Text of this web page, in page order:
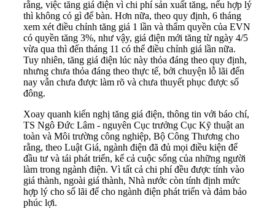
rằng, việc tăng giá điện vì chi phí sản xuất tăng, nếu hợp lý
thì không có gì để bàn. Hơn nữa, theo quy định, 6 tháng
xem xét điều chỉnh tăng giá 1 lần và thẩm quyền của EVN
có quyền tăng 3%, như vậy, giá điện mới tăng từ ngày 4/5
vừa qua thì đến tháng 11 có thể điều chỉnh giá lần nữa.
Tuy nhiên, tăng giá điện lúc này thỏa đáng theo quy định,
nhưng chưa thỏa đáng theo thực tế, bởi chuyện lỗ lãi đến
nay vẫn chưa được làm rõ và chưa thuyết phục được số
đông.
Xoay quanh kiến nghị tăng giá điện, thông tin với báo chí,
TS Ngô Đức Lâm - nguyên Cục trưởng Cục Kỹ thuật an
toàn và Môi trường công nghiệp, Bộ Công Thương cho
rằng, theo Luật Giá, ngành điện đã đủ mọi điều kiện để
đầu tư và tái phát triển, kể cả cuộc sống của những người
làm trong ngành điện. Vì tất cả chi phí đều được tính vào
giá thành, ngoài giá thành, Nhà nước còn tính định mức
hợp lý cho số lãi để cho ngành điện phát triển và đảm bảo
phúc lợi.